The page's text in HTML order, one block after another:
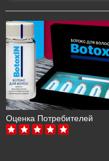
Оценка Потребителей